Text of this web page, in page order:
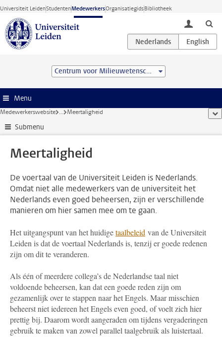
Ga direct naar de inhoud
Universiteit LeidenStudentenMedewerkersOrganisatiegidsBibliotheek
toggle
Centrum voor Milieuwetenschappen Leiden (CML)
Menu
Medewerkerswebsite ... Meertaligheid
Submenu
Meertaligheid
De voertaal van de Universiteit Leiden is Nederlands.
Omdat niet alle medewerkers van de universiteit het
Nederlands even goed beheersen, zijn er verschillende
manieren om hier samen mee om te gaan.
Het uitgangspunt van het huidigetaalbeleid van de Universiteit
Leiden is dat de voertaal Nederlands is, tenzij er goede redenen
zijn om dit te veranderen.
Als één of meerdere collega’s de Nederlandse taal niet
voldoende beheersen, kan dat een goede reden zijn om
gezamenlijk over te stappen naar het Engels. Maar misschien
beheerst niet iedereen het Engels even goed, of voelt zich hier
prettig bij. Daarom wordt aangeraden om tijdens vergaderingen
gebruik te maken van zowel parallel taalgebruik als luistertaal.